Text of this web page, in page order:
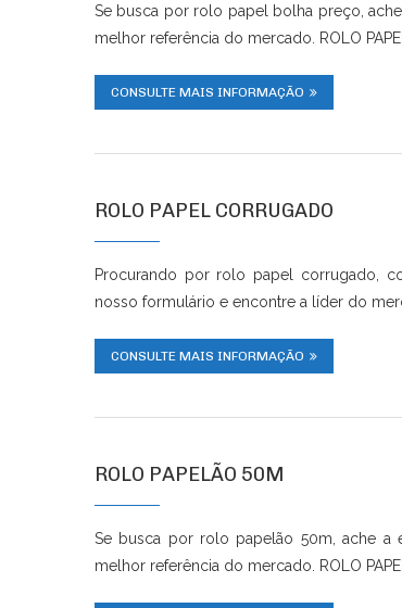
Se busca por rolo papel bolha preço,
melhor referência do mercado. ROLO
CONSULTE MAIS INFORMAÇÃO
ROLO PAPEL CORRUGADO
Procurando por rolo papel corrugado,
nosso formulário e encontre a líder do
CONSULTE MAIS INFORMAÇÃO
ROLO PAPELÃO 50M
Se busca por rolo papelão 50m, ache a
melhor referência do mercado. ROLO